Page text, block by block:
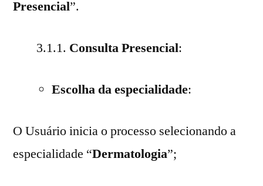
Presencial”.
3.1.1. Consulta Presencial:
Escolha da especialidade:
O Usuário inicia o processo selecionando a
especialidade “Dermatologia”;